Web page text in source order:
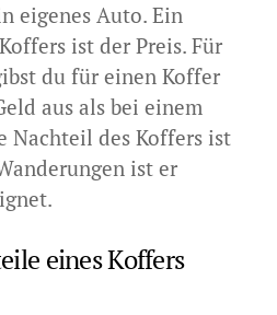
eigenes Auto. Ein
ist der Preis. Für
du für einen Koffer
aus als bei einem
Nachteil des Koffers ist
ist er
eines Koffers